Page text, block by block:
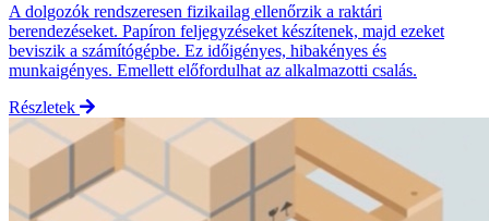
A dolgozók rendszeresen fizikailag ellenőrzik a raktári
berendezéseket. Papíron feljegyzéseket készítenek, majd ezeket
beviszik a számítógépbe. Ez időigényes, hibakényes és
munkaigényes. Emellett előfordulhat az alkalmazotti csalás.
Részletek